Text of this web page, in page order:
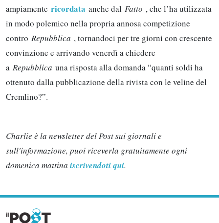
ampiamente ricordata anche dal Fatto , che l’ha utilizzata
in modo polemico nella propria annosa competizione
contro Repubblica , tornandoci per tre giorni con crescente
convinzione e arrivando venerdì a chiedere
a Repubblica una risposta alla domanda “quanti soldi ha
ottenuto dalla pubblicazione della rivista con le veline del
Cremlino?”.
Charlie è la newsletter del Post sui giornali e
sull'informazione, puoi riceverla gratuitamente ogni
domenica mattina iscrivendoti qui.